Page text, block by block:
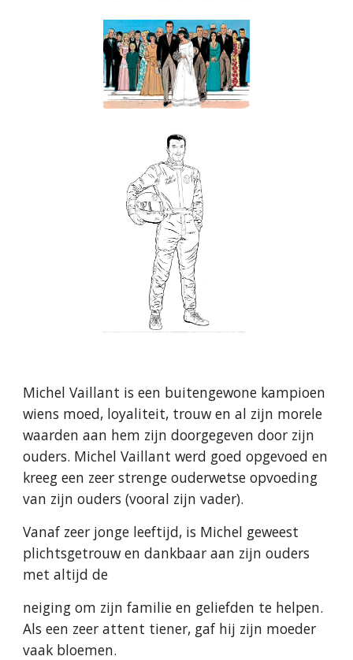
Michel Vaillant is een buitengewone kampioen
wiens moed, loyaliteit, trouw en al zijn morele
waarden aan hem zijn doorgegeven door zijn
ouders. Michel Vaillant werd goed opgevoed en
kreeg een zeer strenge ouderwetse opvoeding
van zijn ouders (vooral zijn vader).
Vanaf zeer jonge leeftijd, is Michel geweest
plichtsgetrouw en dankbaar aan zijn ouders
met altijd de
neiging om zijn familie en geliefden te helpen.
Als een zeer attent tiener, gaf hij zijn moeder
vaak bloemen.